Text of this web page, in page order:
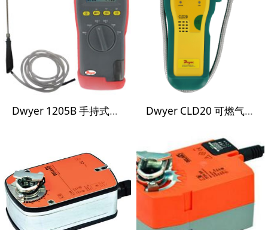
Dwyer 1205B 手持式CO/CO2浓度检测仪 Dwyer CLD20 可燃气体检漏仪